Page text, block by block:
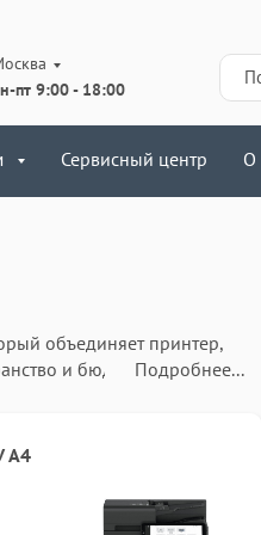
пт 9:00 - 18:00
Сервисный центр О
объединяет принтер,
и бюджет. Современные
без сбоев даже при
Подробнее...
А4